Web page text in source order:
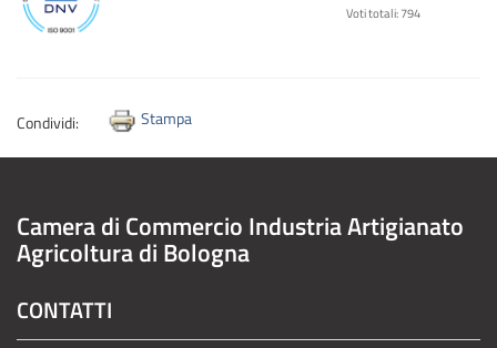
Voti totali: 794
Condividi: Stampa
Camera di Commercio Industria Artigianato
Agricoltura di Bologna
CONTATTI